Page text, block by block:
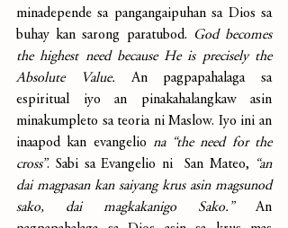
minadepende sa pangangaipuhan sa Dios sa
buhay kan sarong paratubod. God becomes
the highest need because He is precisely the
Absolute Value. An pagpapahalaga sa
espiritual iyo an pinakahalangkaw asin
minakumpleto sa teoria ni Maslow. Iyo ini an
inaapod kan evangelio na “the need for the
cross”. Sabi sa Evangelio ni  San Mateo,
“an
dai magpasan kan saiyang krus asin magsunod
sako, dai magkakanigo Sako.” An